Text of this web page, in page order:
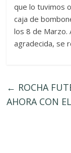
que lo tuvimos
caja de
los 8 de Marzo.
agradecida, se
← ROCHA
AHORA CON